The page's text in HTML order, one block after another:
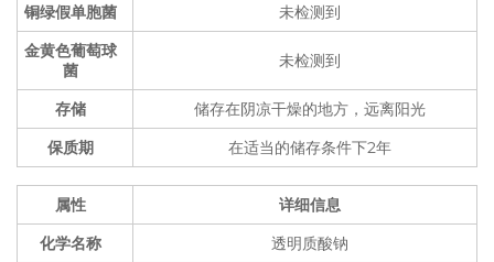
铜绿假单胞菌
未检测到
金黄色葡萄球
菌
未检测到
存储
储存在阴凉干燥的地方，远离阳光
保质期
在适当的储存条件下2年
属性
详细信息
化学名称
透明质酸钠